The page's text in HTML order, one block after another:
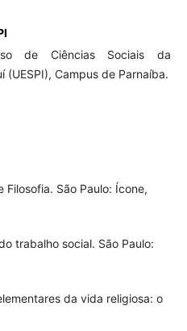
de Ciências Sociais da
(UESPI), Campus de Parnaíba.
Filosofia. São Paulo: Ícone,
trabalho social. São Paulo:
da vida religiosa: o